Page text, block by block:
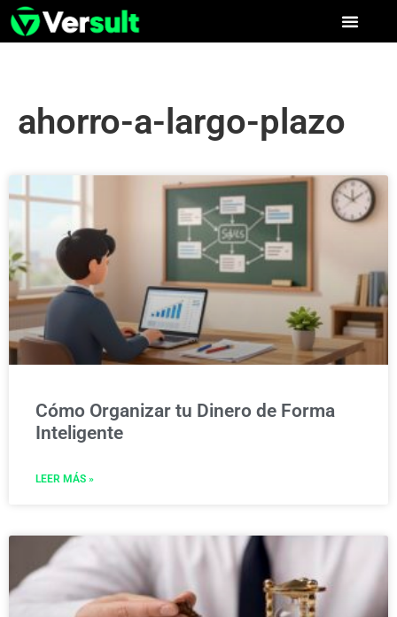
ahorro-a-largo-plazo
Cómo Organizar tu Dinero de Forma
Inteligente
LEER MÁS »